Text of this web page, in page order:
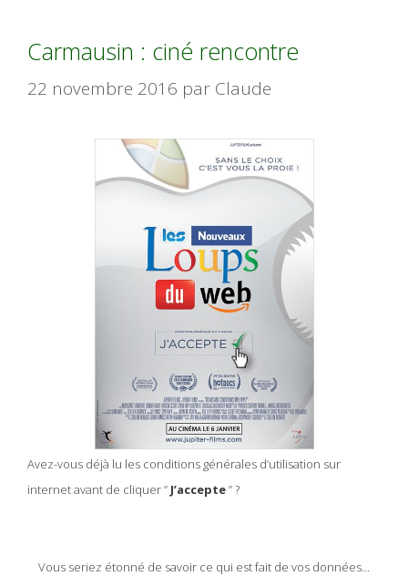
Carmausin : ciné rencontre
22 novembre 2016 par Claude
Avez-vous déjà lu les conditions générales d’utilisation sur
internet avant de cliquer ” J’accepte” ?
Vous seriez étonné de savoir ce qui est fait de vos données…